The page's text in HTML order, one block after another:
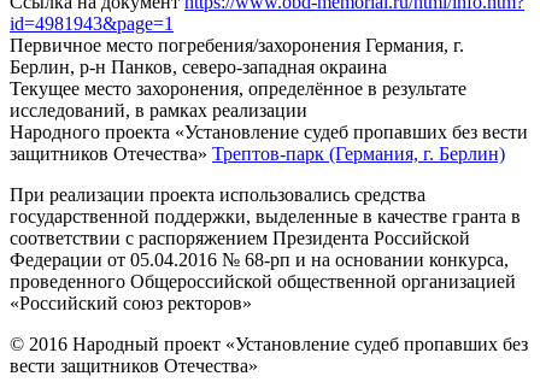
id=4981943&page=1
Первичное место погребения/захоронения Германия, г.
Берлин, р-н Панков, северо-западная окраина
Текущее место захоронения, определённое в результате
исследований, в рамках реализации
Народного проекта «Установление судеб пропавших без вести
защитников Отечества» Трептов-парк (Германия, г. Берлин)
При реализации проекта использовались средства
государственной поддержки, выделенные в качестве гранта в
соответствии с распоряжением Президента Российской
Федерации от 05.04.2016 № 68-рп и на основании конкурса,
проведенного Общероссийской общественной организацией
«Российский союз ректоров»
© 2016 Народный проект «Установление судеб пропавших без
вести защитников Отечества»